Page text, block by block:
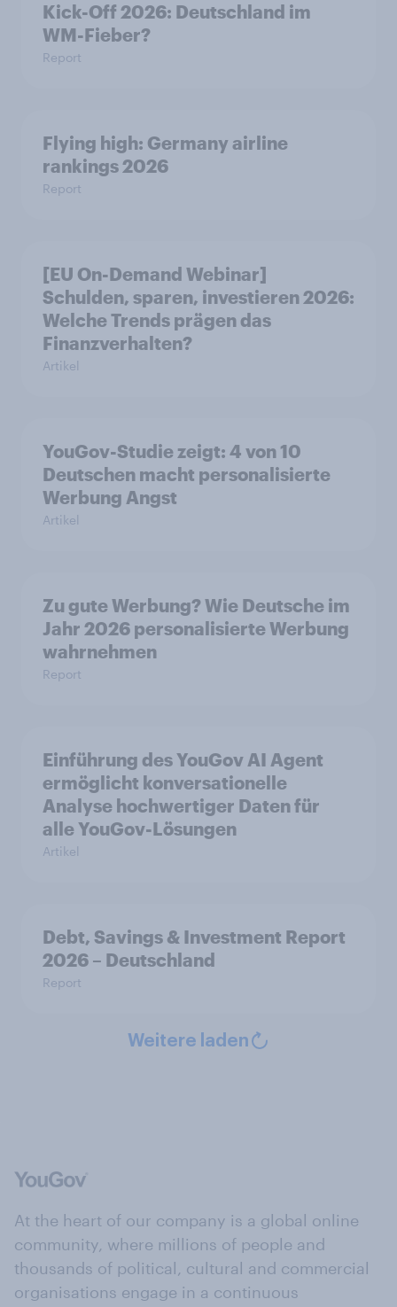
Kick-Off 2026: Deutschland im
WM-Fieber?
Report
Flying high: Germany airline
rankings 2026
Report
[EU On-Demand Webinar]
Schulden, sparen, investieren 2026:
Welche Trends prägen das
Finanzverhalten?
Artikel
YouGov-Studie zeigt: 4 von 10
Deutschen macht personalisierte
Werbung Angst
Artikel
Zu gute Werbung? Wie Deutsche im
Jahr 2026 personalisierte Werbung
wahrnehmen
Report
Einführung des YouGov AI Agent
ermöglicht konversationelle
Analyse hochwertiger Daten für
alle YouGov-Lösungen
Artikel
Debt, Savings & Investment Report
2026 – Deutschland
Report
Weitere laden
At the heart of our company is a global online
community, where millions of people and
thousands of political, cultural and commercial
organisations engage in a continuous